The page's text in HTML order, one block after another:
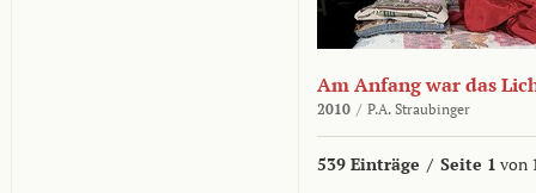
Am Anfang war das
2010 / P.A. Straubinger
539 Einträge / Seite 1 von